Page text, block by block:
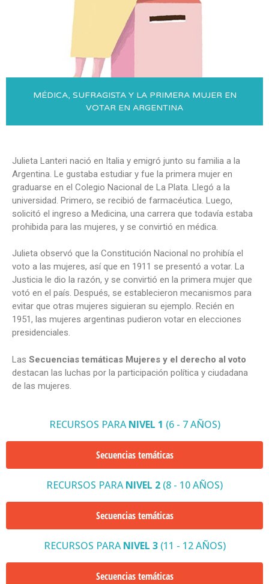
MÉDICA, SUFRAGISTA Y LA PRIMERA MUJER EN
VOTAR EN ARGENTINA
Julieta Lanteri nació en Italia y emigró junto su familia a la
Argentina. Le gustaba estudiar y fue la primera mujer en
graduarse en el Colegio Nacional de La Plata. Llegó a la
universidad. Primero, se recibió de farmacéutica. Luego,
solicitó el ingreso a Medicina, una carrera que todavía estaba
prohibida para las mujeres, y se convirtió en médica.
Julieta observó que la Constitución Nacional no prohibía el
voto a las mujeres, así que en 1911 se presentó a votar. La
Justicia le dio la razón, y se convirtió en la primera mujer que
votó en el país. Después, se establecieron mecanismos para
evitar que otras mujeres siguieran su ejemplo. Recién en
1951, las mujeres argentinas pudieron votar en elecciones
presidenciales.
Las Secuencias temáticas Mujeres y el derecho al voto
destacan las luchas por la participación política y ciudadana
de las mujeres.
RECURSOS PARANIVEL 1 (6 - 7 AÑOS)
Secuencias temáticas
RECURSOS PARANIVEL 2 (8 - 10 AÑOS)
Secuencias temáticas
RECURSOS PARANIVEL 3(11 - 12 AÑOS)
Secuencias temáticas